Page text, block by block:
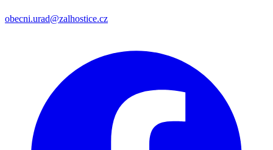
obecni.urad@zalhostice.cz